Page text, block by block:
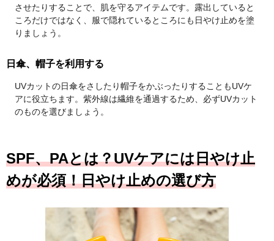
させたりすることで、肌を守るアイテムです。露出していると
ころだけではなく、服で隠れているところにも日やけ止めを塗
りましょう。
日傘、帽子を利用する
UVカットの日傘をさしたり帽子をかぶったりすることもUVケ
アに役立ちます。紫外線は繊維を通過するため、必ずUVカット
のものを選びましょう。
SPF、PAとは？UVケアには日やけ止
めが必須！日やけ止めの選び方